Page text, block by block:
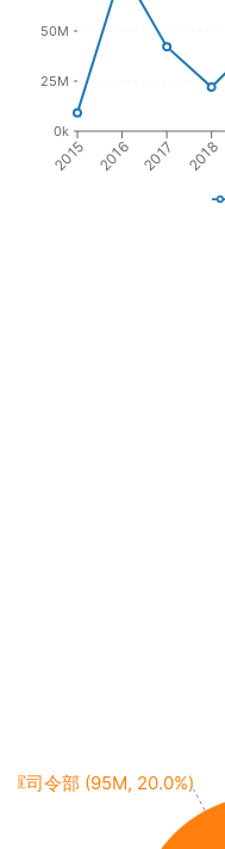
2015 2016 2017 2018
0k
25M
50M
軍司令部 (95M, 20.0%)